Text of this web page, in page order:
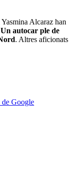
Alcaraz han
Un autocar ple de
. Altres aficionats
de Google